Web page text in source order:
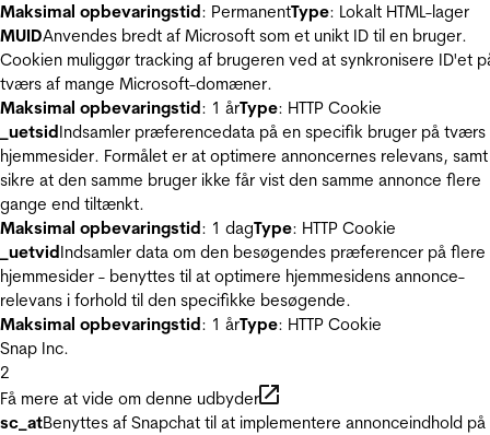
Maksimal opbevaringstid: PermanentType: Lokalt HTML-lager
MUIDAnvendes bredt af Microsoft som et unikt ID til en bruger.
Cookien muliggør tracking af brugeren ved at synkronisere ID'et
tværs af mange Microsoft-domæner.
Maksimal opbevaringstid: 1 årType: HTTP Cookie
_uetsidIndsamler præferencedata på en specifik bruger på tværs
hjemmesider. Formålet er at optimere annoncernes relevans, samt
sikre at den samme bruger ikke får vist den samme annonce flere
gange end tiltænkt.
Maksimal opbevaringstid: 1 dagType: HTTP Cookie
_uetvidIndsamler data om den besøgendes præferencer på flere
hjemmesider - benyttes til at optimere hjemmesidens annonce-
relevans i forhold til den specifikke besøgende.
Maksimal opbevaringstid: 1 årType: HTTP Cookie
Snap Inc.
2
Få mere at vide om denne udbyder
sc_atBenyttes af Snapchat til at implementere annonceindhold på